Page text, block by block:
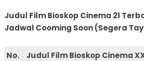
Judul Film Bioskop Cinema 21
Jadwal Cooming Soon (Segera
No.
Judul Film Bioskop Cinema